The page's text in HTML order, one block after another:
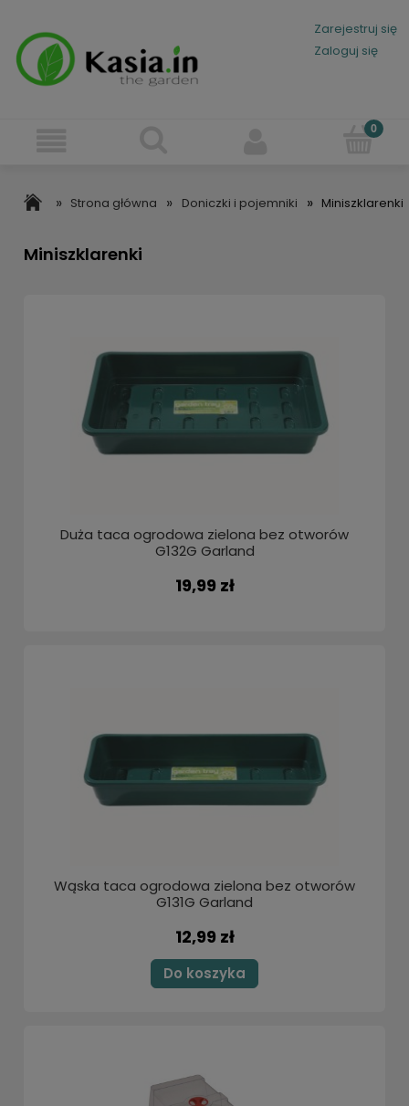
Zarejestruj się
Zaloguj się
» Strona główna » Doniczki i pojemniki » Miniszklarenki
Miniszklarenki
Duża taca ogrodowa zielona bez otworów
G132G Garland
19,99 zł
Wąska taca ogrodowa zielona bez otworów
G131G Garland
12,99 zł
Do koszyka